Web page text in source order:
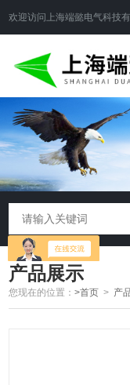
欢迎访问 上海端懿电气科技
产品展示
您现在的位置：>首页 > 产